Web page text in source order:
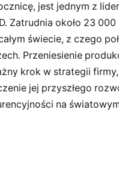
jest jednym z
Zatrudnia około 23 000
świecie, z czego
Przeniesienie
krok w strategii
jej przyszłego
na